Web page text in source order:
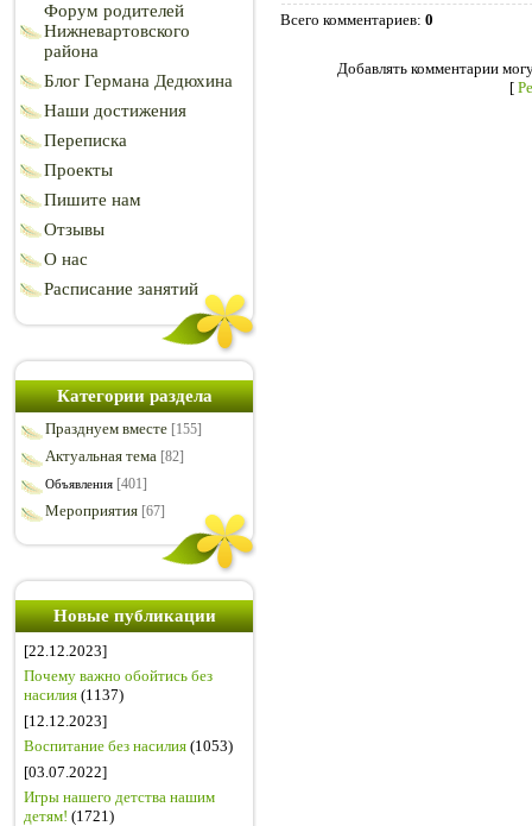
Форум родителей
Нижневартовского
района
Блог Германа Дедюхина
Наши достижения
Переписка
Проекты
Пишите нам
Отзывы
О нас
Расписание занятий
Категории раздела
Празднуем вместе [155]
Актуальная тема [82]
Объявления [401]
Мероприятия [67]
Новые публикации
[22.12.2023]
Почему важно обойтись без
насилия (1137)
[12.12.2023]
Воспитание без насилия (1053)
[03.07.2022]
Игры нашего детства нашим
детям! (1721)
Всего комментариев: 0
Добавлять комментарии
[